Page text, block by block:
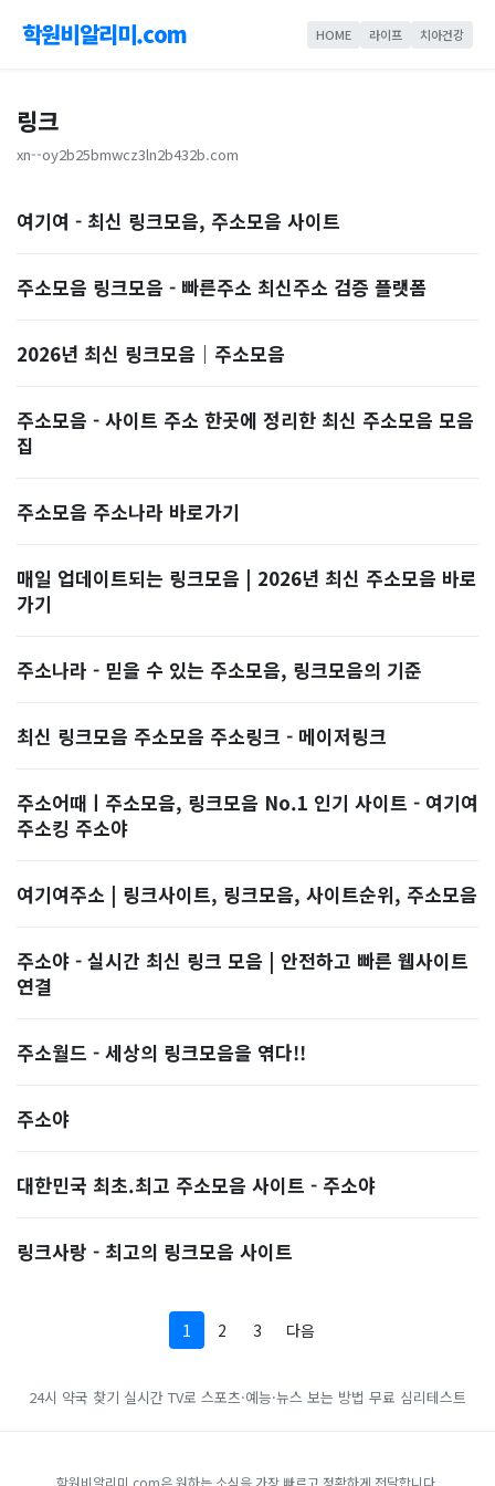
학원비알리미.com HOME 라이프 치아건강
링크
xn--oy2b25bmwcz3ln2b432b.com
여기여 - 최신 링크모음, 주소모음 사이트
주소모음 링크모음 - 빠른주소 최신주소 검증 플랫폼
2026년 최신 링크모음｜주소모음
주소모음 - 사이트 주소 한곳에 정리한 최신 주소모음 모음
집
주소모음 주소나라 바로가기
매일 업데이트되는 링크모음 | 2026년 최신 주소모음 바로
가기
주소나라 - 믿을 수 있는 주소모음, 링크모음의 기준
최신 링크모음 주소모음 주소링크 - 메이저링크
주소어때ㅣ주소모음, 링크모음 No.1 인기 사이트 - 여기여
주소킹 주소야
여기여주소 | 링크사이트, 링크모음, 사이트순위, 주소모음
주소야 - 실시간 최신 링크 모음 | 안전하고 빠른 웹사이트
연결
주소월드 - 세상의 링크모음을 엮다!!
주소야
대한민국 최초.최고 주소모음 사이트 - 주소야
링크사랑 - 최고의 링크모음 사이트
1 2 3 다음
24시 약국 찾기 실시간 TV로 스포츠·예능·뉴스 보는 방법 무료 심리테스트
학원비알리미.com은 원하는 소식을 가장 빠르고 정확하게 전달합니다.